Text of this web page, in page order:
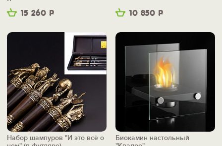
15 260 Р
10 850 Р
Набор шампуров "И это всё о
Биокамин настольный